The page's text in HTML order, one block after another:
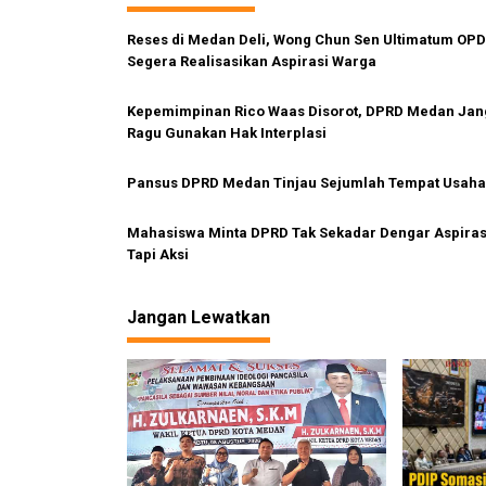
g
a
i
p
o
Reses di Medan Deli, Wong Chun Sen Ultimatum OPD
Segera Realisasikan Aspirasi Warga
Kepemimpinan Rico Waas Disorot, DPRD Medan
Ragu Gunakan Hak Interplasi
Pansus DPRD Medan Tinjau Sejumlah Tempat Usaha
Mahasiswa Minta DPRD Tak Sekadar Dengar
Tapi Aksi
Jangan Lewatkan